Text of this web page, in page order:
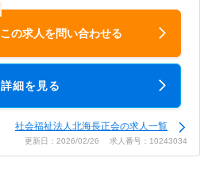
この求人を問い合わせる
詳細を見る
社会福祉法人北海長正会の求人一覧
更新日：2026/02/26 求人番号：10243034